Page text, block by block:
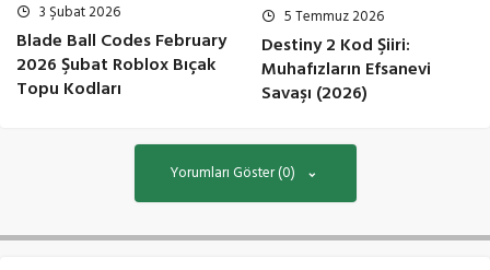
3 Şubat 2026
Blade Ball Codes February
2026 Şubat Roblox Bıçak
Topu Kodları
5 Temmuz 2026
Destiny 2 Kod Şiiri:
Muhafızların Efsanevi
Savaşı (2026)
Yorumları Göster (0)